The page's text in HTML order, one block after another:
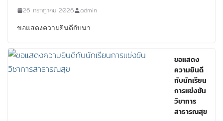
26 กรกฎาคม 2026
admin
ขอแสดงความยินดีกับนา
ขอแสดง
ความยินดี
กับนักเรียน
การแข่งขัน
วิชาการ
สาธารณสุข